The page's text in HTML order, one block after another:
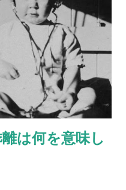
は何を意味し